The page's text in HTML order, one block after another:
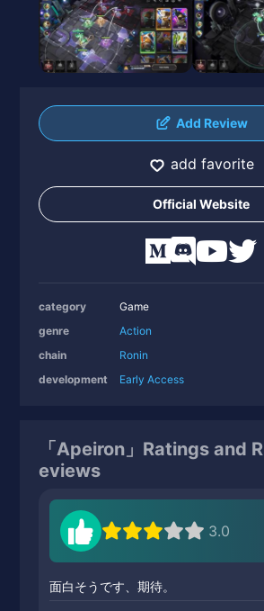
Add Review
add favorite
Official Website
category
Game
genre
Action
chain
Ronin
development
Early Access
「Apeiron」Ratings and R
eviews
3.0
面白そうです、期待。